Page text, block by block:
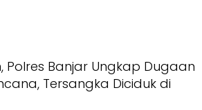
Polres Banjar Ungkap Dugaan
Tersangka Diciduk di